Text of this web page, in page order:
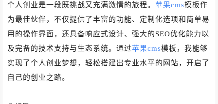
个人创业是一段既挑战又充满激情的旅程。苹果cms模板作
为最佳伙伴，不仅提供了丰富的功能、定制化选项和简单易
用的操作界面，还具备响应式设计、强大的SEO优化能力以
及完备的技术支持与生态系统。通过苹果cms模板，我能够
实现了个人创业梦想，轻松搭建出专业水平的网站，开启了
自己的创业之路。